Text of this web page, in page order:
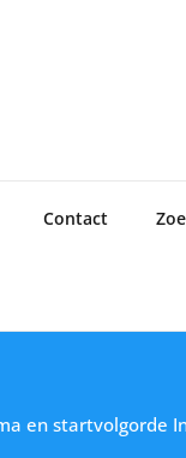
Contact
en startvolgorde